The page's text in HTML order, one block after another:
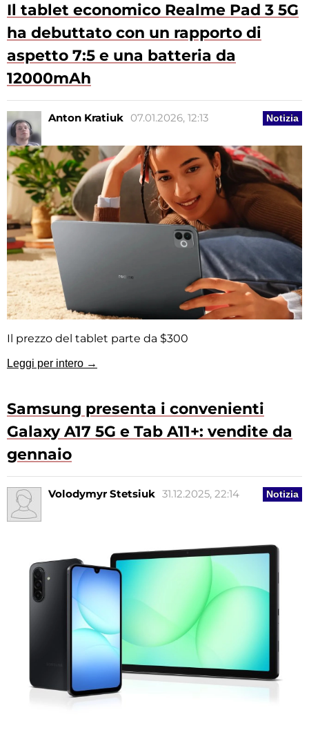
Il tablet economico Realme Pad 3 5G
ha debuttato con un rapporto di
aspetto 7:5 e una batteria da
12000mAh
Notizia
Anton Kratiuk 07.01.2026, 12:13
Il prezzo del tablet parte da $300
Leggi per intero →
Samsung presenta i convenienti
Galaxy A17 5G e Tab A11+: vendite da
gennaio
Notizia
Volodymyr Stetsiuk 31.12.2025, 22:14